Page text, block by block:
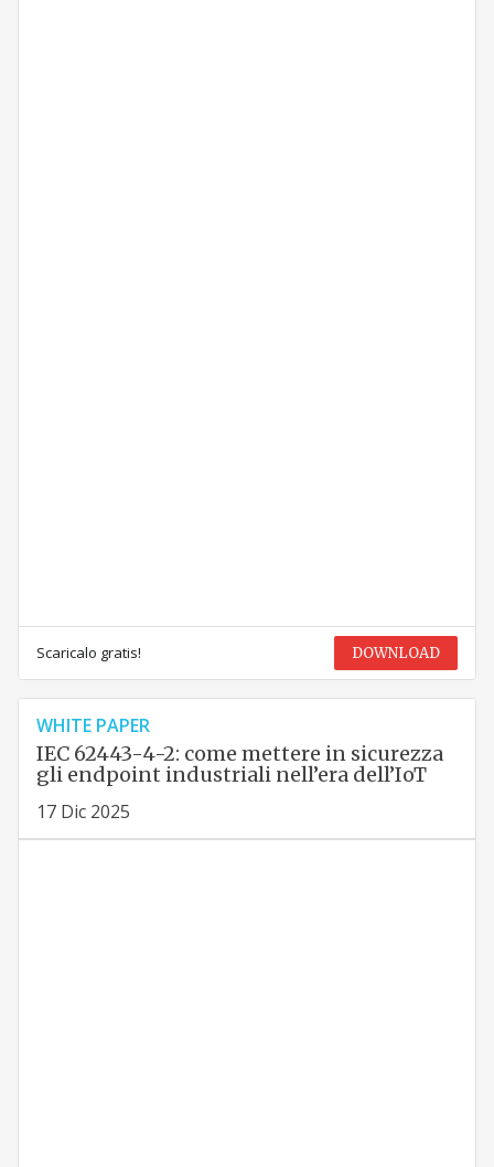
Scaricalo gratis! DOWNLOAD
WHITE PAPER
IEC 62443-4-2: come mettere in sicurezza
gli endpoint industriali nell’era dell’IoT
17 Dic 2025